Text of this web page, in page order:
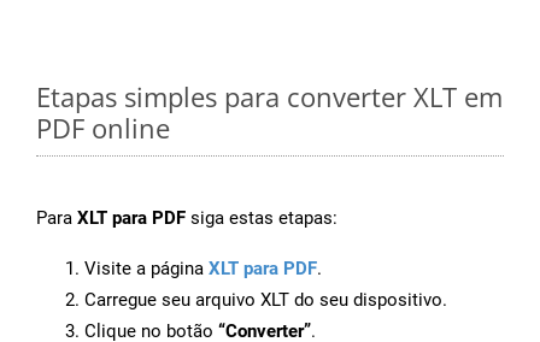
Etapas simples para converter XLT em
PDF online
Para XLT para PDF siga estas etapas:
Visite a página XLT para PDF.
Carregue seu arquivo XLT do seu dispositivo.
Clique no botão “Converter”.